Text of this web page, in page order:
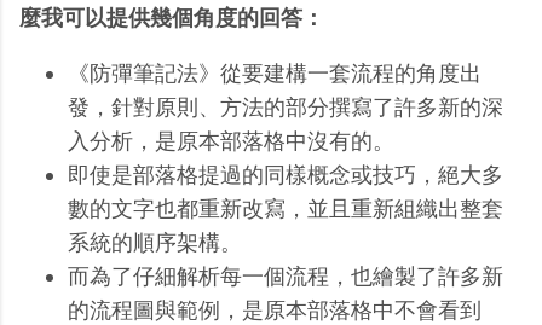
麼我可以提供幾個角度的回答：
《防彈筆記法》從要建構一套流程的角度出
發，針對原則、方法的部分撰寫了許多新的深
入分析，是原本部落格中沒有的。
即使是部落格提過的同樣概念或技巧，絕大多
數的文字也都重新改寫，並且重新組織出整套
系統的順序架構。
而為了仔細解析每一個流程，也繪製了許多新
的流程圖與範例，是原本部落格中不會看到